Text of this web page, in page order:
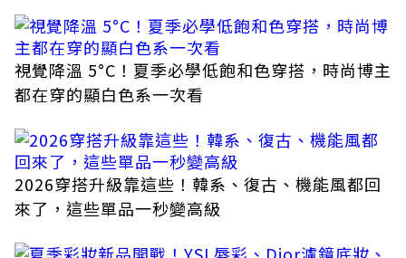
視覺降溫 5°C！夏季必學低飽和色穿搭，時尚博主
都在穿的顯白色系一次看
2026穿搭升級靠這些！韓系、復古、機能風都回
來了，這些單品一秒變高級